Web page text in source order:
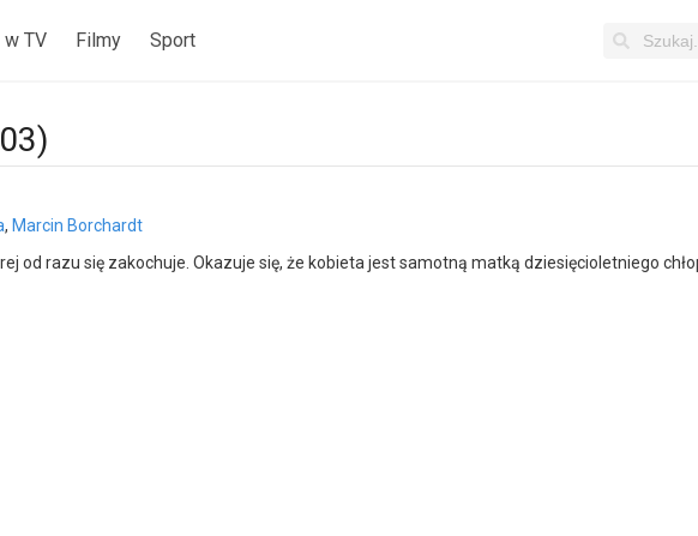
w TV Filmy Sport
, Marcin Borchardt
od razu się zakochuje. Okazuje się, że kobieta jest samotną matką dziesięcioletniego